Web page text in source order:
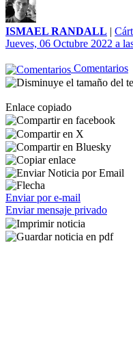
ISMAEL RANDALL |
Jueves, 06 Octubre 2022 a
Comentarios
Enlace copiado
Enviar por e-mail
Enviar mensaje privado